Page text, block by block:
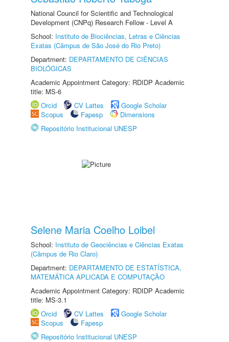
National Council for Scientific and Technological
Development (CNPq) Research Fellow - Level A
School: Instituto de Biociências, Letras e Ciências
Exatas (Câmpus de São José do Rio Preto)
Department: DEPARTAMENTO DE CIÊNCIAS
BIOLÓGICAS
Academic Appointment Category: RDIDP Academic
title: MS-6
Orcid
CV Lattes
Google Scholar
Scopus
Fapesp
Dimensions
Repositório Institucional UNESP
Selene Maria Coelho Loibel
School: Instituto de Geociências e Ciências Exatas
(Câmpus de Rio Claro)
Department: DEPARTAMENTO DE ESTATÍSTICA,
MATEMÁTICA APLICADA E COMPUTAÇÃO
Academic Appointment Category: RDIDP Academic
title: MS-3.1
Orcid
CV Lattes
Google Scholar
Scopus
Fapesp
Repositório Institucional UNESP